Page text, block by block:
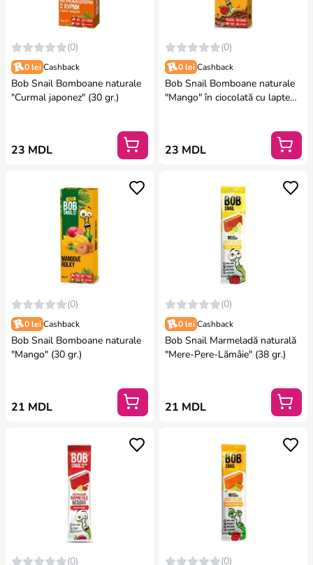
(0)
0 lei Cashback
Bob Snail Bomboane naturale
"Curmal japonez" (30 gr.)
23 MDL
(0)
0 lei Cashback
Bob Snail Bomboane naturale
"Mango" în ciocolată cu lapte
23 MDL
(0)
0 lei Cashback
Bob Snail Bomboane naturale
"Mango" (30 gr.)
21 MDL
(0)
0 lei Cashback
Bob Snail Marmeladă naturală
"Mere-Pere-Lămâie" (38 gr.)
21 MDL
(0) (0)